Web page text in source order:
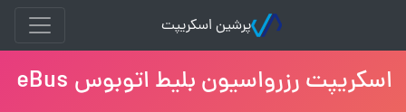
پرشین اسکریپت
اسکریپت رزرواسیون بلیط اتوبوس eBus